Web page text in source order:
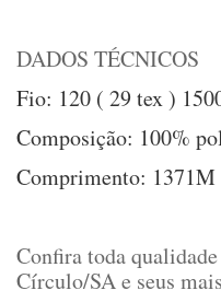
DADOS TÉCNICOS
Fio: 120 ( 29 tex )
Composição: 100%
Comprimento: 1371M
Confira toda
Círculo/SA e seus